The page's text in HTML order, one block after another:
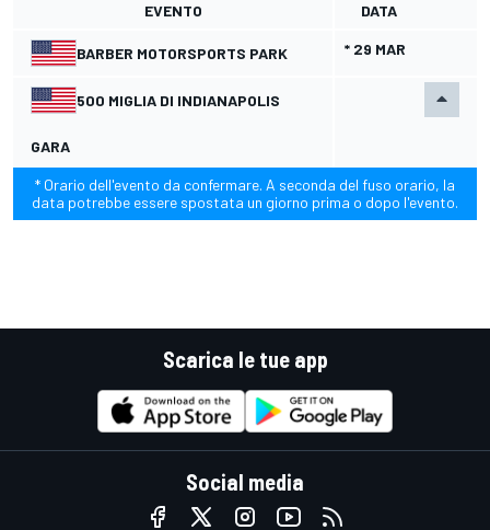
EVENTO DATA
BARBER MOTORSPORTS PARK * 29 MAR
500 MIGLIA DI INDIANAPOLIS
GARA
* Orario dell'evento da confermare. A seconda del fuso orario, la
data potrebbe essere spostata un giorno prima o dopo l'evento.
Scarica le tue app
Social media